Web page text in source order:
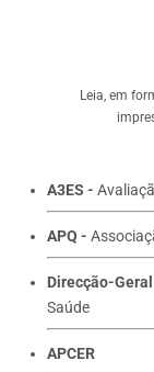
Leia, em
A3ES -
APQ -
Direcção-
Saúde
APCER